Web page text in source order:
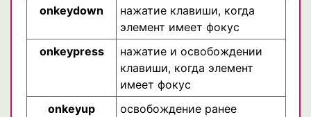
onkeydown
нажатие клавиши, когда
элемент имеет фокус
onkeypress
нажатие и освобождении
клавиши, когда элемент
имеет фокус
onkeyup
освобождение ранее